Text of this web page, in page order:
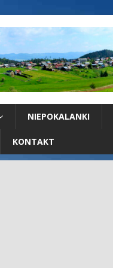
NIEPOKALANKI
KONTAKT